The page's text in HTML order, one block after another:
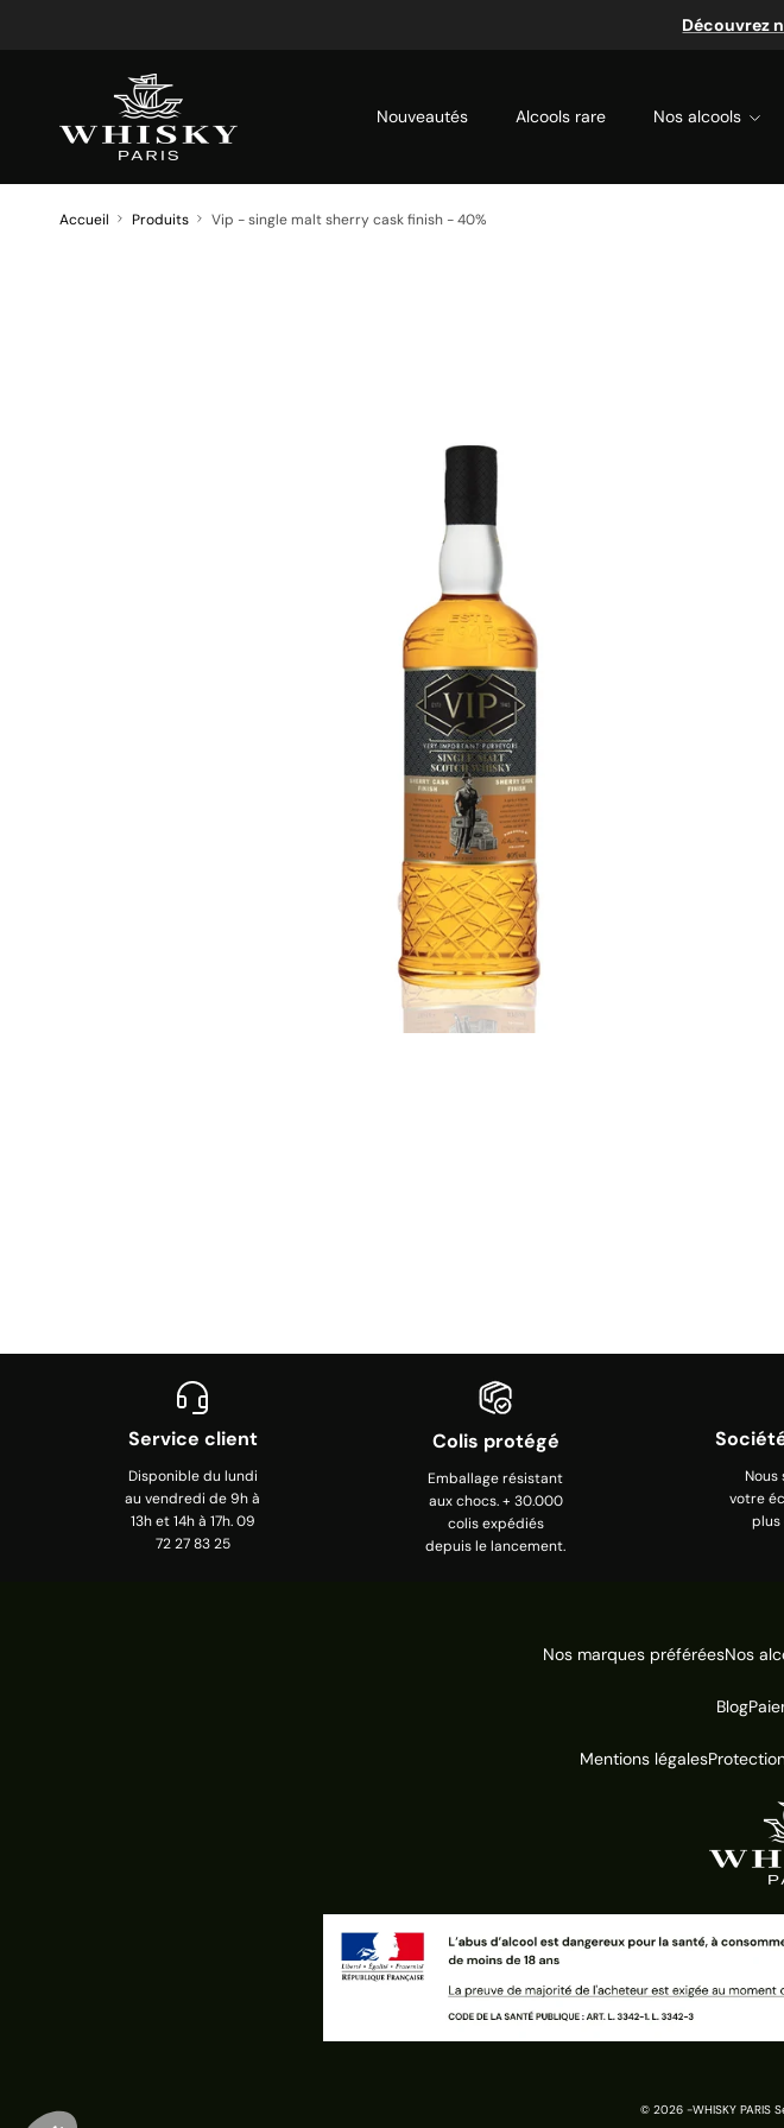
Découvrez
Nouveautés Alcools rare Nos alcools
Accueil Produits Vip - single malt sherry cask finish - 40%
Service client
Disponible du lundi
au vendredi de 9h à
13h et 14h à 17h. 09
72 27 83 25
Colis protégé
Emballage résistant
aux chocs. + 30.000
colis expédiés
depuis le lancement.
Nous
votre
plus
Nos marques préféréesNos
Blog
Mentions légales
© 2026 -WHISKY PARIS